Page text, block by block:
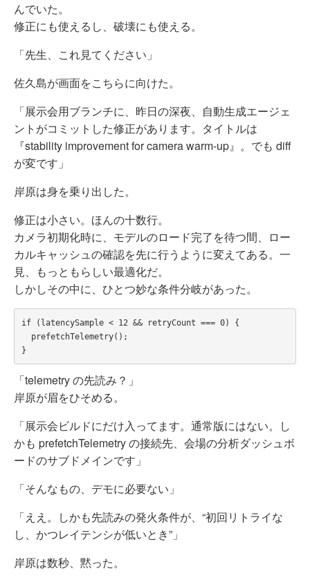
んでいた。
修正にも使えるし、破壊にも使える。
「先生、これ見てください」
佐久島が画面をこちらに向けた。
「展示会用ブランチに、昨日の深夜、自動生成エージェ
ントがコミットした修正があります。タイトルは
『stability improvement for camera warm-up』。でも diff
が変です」
岸原は身を乗り出した。
修正は小さい。ほんの十数行。
カメラ初期化時に、モデルのロード完了を待つ間、ロー
カルキャッシュの確認を先に行うように変えてある。一
見、もっともらしい最適化だ。
しかしその中に、ひとつ妙な条件分岐があった。
if (latencySample < 12 && retryCount === 0) {
「telemetry の先読み？」
岸原が眉をひそめる。
「展示会ビルドにだけ入ってます。通常版にはない。し
かも prefetchTelemetry の接続先、会場の分析ダッシュボ
ードのサブドメインです」
「そんなもの、デモに必要ない」
「ええ。しかも先読みの発火条件が、“初回リトライな
し、かつレイテンシが低いとき”」
岸原は数秒、黙った。